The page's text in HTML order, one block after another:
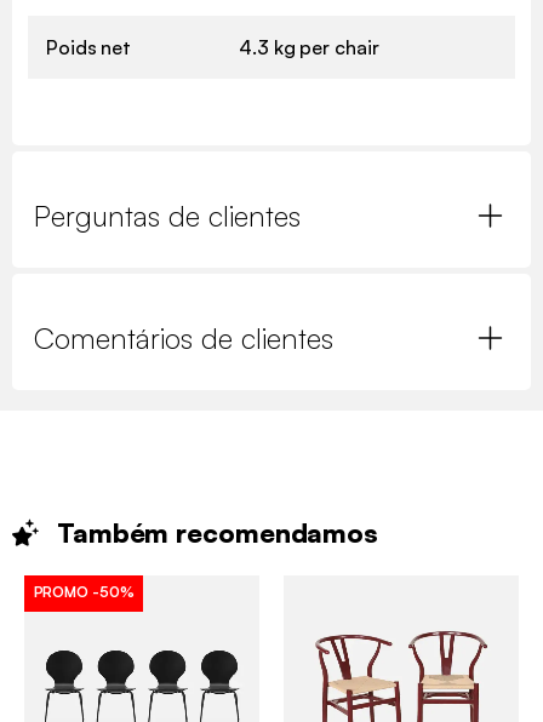
Poids net 4.3 kg per chair
Perguntas de clientes
Comentários de clientes
Também recomendamos
PROMO -50%